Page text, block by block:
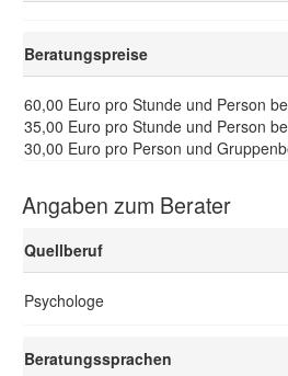
Beratungspreise
60,00 Euro pro Stunde und Person
35,00 Euro pro Stunde und Person
30,00 Euro pro Person und
Angaben zum Berater
Quellberuf
Psychologe
Beratungssprachen